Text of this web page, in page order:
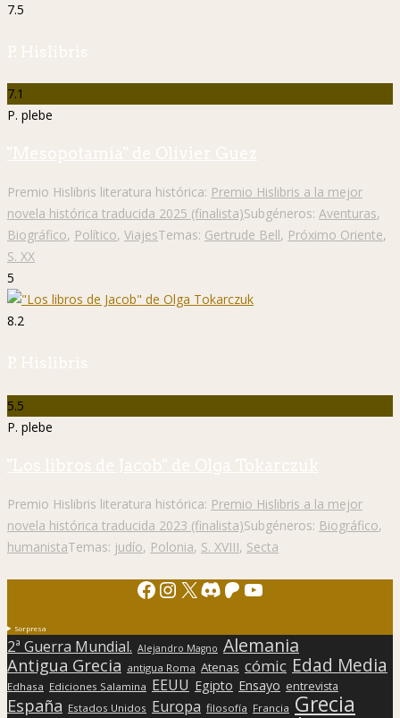
7.5
P. Hislibris
7.1
P. plebe
"Mesopotamia" de Olivier Guez
Premio Hislibris literatura histórica: Premio Hislibris a la mejor
novela histórica traducida 2025 (finalista)Subgéneros: Aventuras,
Biográfico, Político, ViajesTemas: Gertrude Bell, Próximo Oriente,
S. XX
5
8.2
P. Hislibris
5.5
P. plebe
"Los libros de Jacob" de Olga Tokarczuk
Premio Hislibris literatura histórica: Premio Hislibris a la mejor
novela histórica traducida 2023 (finalista)Subgéneros: Biográfico,
humanistaTemas: judío, Polonia, S. XVIII, Secta
Facebook
Instagram
X Discord
Patreon
YouTube
Sorpresa
2ª Guerra Mundial. Alejandro Magno Alemania
Antigua Grecia antigua Roma Atenas cómic Edad Media
Edhasa Ediciones Salamina EEUU Egipto Ensayo entrevista
España Estados Unidos Europa filosofía Francia Grecia